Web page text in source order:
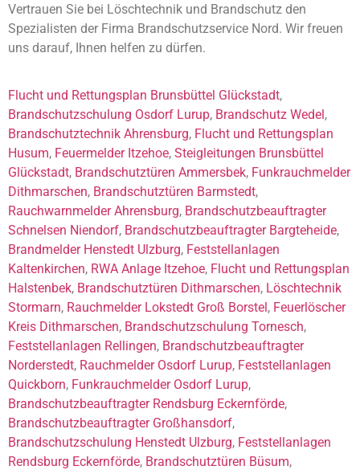
Vertrauen Sie bei Löschtechnik und Brandschutz den
Spezialisten der Firma Brandschutzservice Nord. Wir freuen
uns darauf, Ihnen helfen zu dürfen.
Flucht und Rettungsplan Brunsbüttel Glückstadt,
Brandschutzschulung Osdorf Lurup, Brandschutz Wedel,
Brandschutztechnik Ahrensburg, Flucht und Rettungsplan
Husum, Feuermelder Itzehoe, Steigleitungen Brunsbüttel
Glückstadt, Brandschutztüren Ammersbek, Funkrauchmelder
Dithmarschen, Brandschutztüren Barmstedt,
Rauchwarnmelder Ahrensburg, Brandschutzbeauftragter
Schnelsen Niendorf, Brandschutzbeauftragter Bargteheide,
Brandmelder Henstedt Ulzburg, Feststellanlagen
Kaltenkirchen, RWA Anlage Itzehoe, Flucht und Rettungsplan
Halstenbek, Brandschutztüren Dithmarschen, Löschtechnik
Stormarn, Rauchmelder Lokstedt Groß Borstel, Feuerlöscher
Kreis Dithmarschen, Brandschutzschulung Tornesch,
Feststellanlagen Rellingen, Brandschutzbeauftragter
Norderstedt, Rauchmelder Osdorf Lurup, Feststellanlagen
Quickborn, Funkrauchmelder Osdorf Lurup,
Brandschutzbeauftragter Rendsburg Eckernförde,
Brandschutzbeauftragter Großhansdorf,
Brandschutzschulung Henstedt Ulzburg, Feststellanlagen
Rendsburg Eckernförde, Brandschutztüren Büsum,